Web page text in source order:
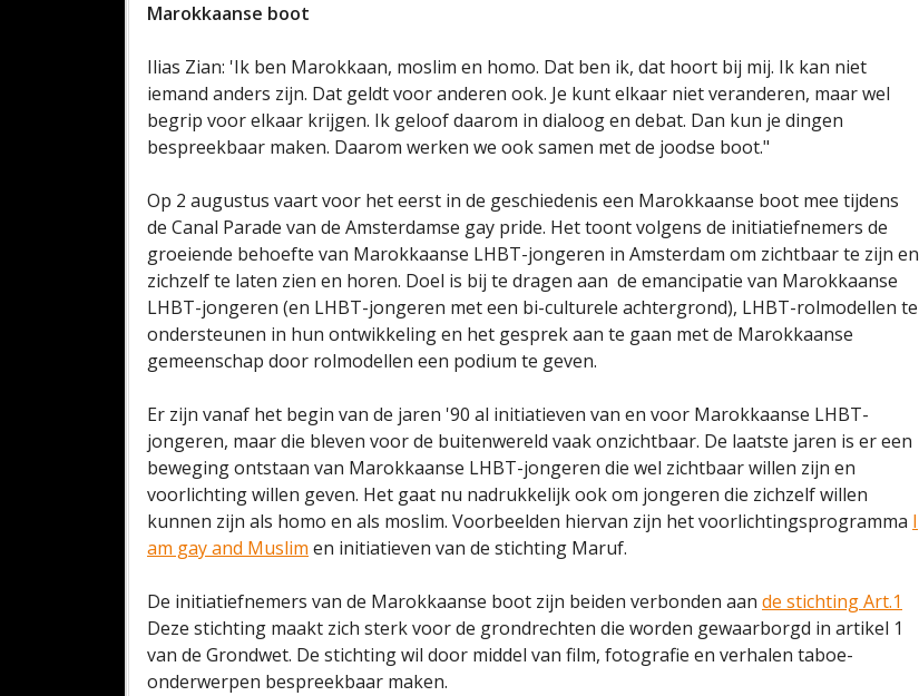
Marokkaanse boot
Ilias Zian: 'Ik ben Marokkaan, moslim en homo. Dat ben ik, dat hoort bij mij. Ik kan niet
iemand anders zijn. Dat geldt voor anderen ook. Je kunt elkaar niet veranderen, maar wel
begrip voor elkaar krijgen. Ik geloof daarom in dialoog en debat. Dan kun je dingen
bespreekbaar maken. Daarom werken we ook samen met de joodse boot."
Op 2 augustus vaart voor het eerst in de geschiedenis een Marokkaanse boot mee tijdens
de Canal Parade van de Amsterdamse gay pride. Het toont volgens de initiatiefnemers de
groeiende behoefte van Marokkaanse LHBT-jongeren in Amsterdam om zichtbaar te zijn en
zichzelf te laten zien en horen. Doel is bij te dragen aan de emancipatie van Marokkaanse
LHBT-jongeren (en LHBT-jongeren met een bi-culturele achtergrond), LHBT-rolmodellen te
ondersteunen in hun ontwikkeling en het gesprek aan te gaan met de Marokkaanse
gemeenschap door rolmodellen een podium te geven.
Er zijn vanaf het begin van de jaren '90 al initiatieven van en voor Marokkaanse LHBT-
jongeren, maar die bleven voor de buitenwereld vaak onzichtbaar. De laatste jaren is er een
beweging ontstaan van Marokkaanse LHBT-jongeren die wel zichtbaar willen zijn en
voorlichting willen geven. Het gaat nu nadrukkelijk ook om jongeren die zichzelf willen
kunnen zijn als homo en als moslim. Voorbeelden hiervan zijn het voorlichtingsprogramma I
am gay and Muslim en initiatieven van de stichting Maruf.
De initiatiefnemers van de Marokkaanse boot zijn beiden verbonden aan de stichting Art.1
Deze stichting maakt zich sterk voor de grondrechten die worden gewaarborgd in artikel 1
van de Grondwet. De stichting wil door middel van film, fotografie en verhalen taboe-
onderwerpen bespreekbaar maken.